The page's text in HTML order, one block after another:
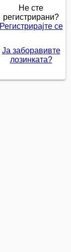
Не сте
регистрирани?
Регистрирајте се
Ја заборавивте
лозинката?